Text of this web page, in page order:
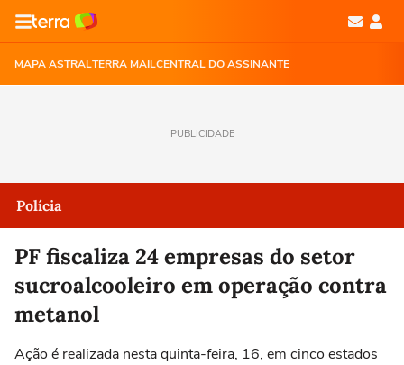
MAPA ASTRALTERRA MAILCENTRAL DO ASSINANTE
PUBLICIDADE
Polícia
PF fiscaliza 24 empresas do setor
sucroalcooleiro em operação contra
metanol
Ação é realizada nesta quinta-feira, 16, em cinco estados